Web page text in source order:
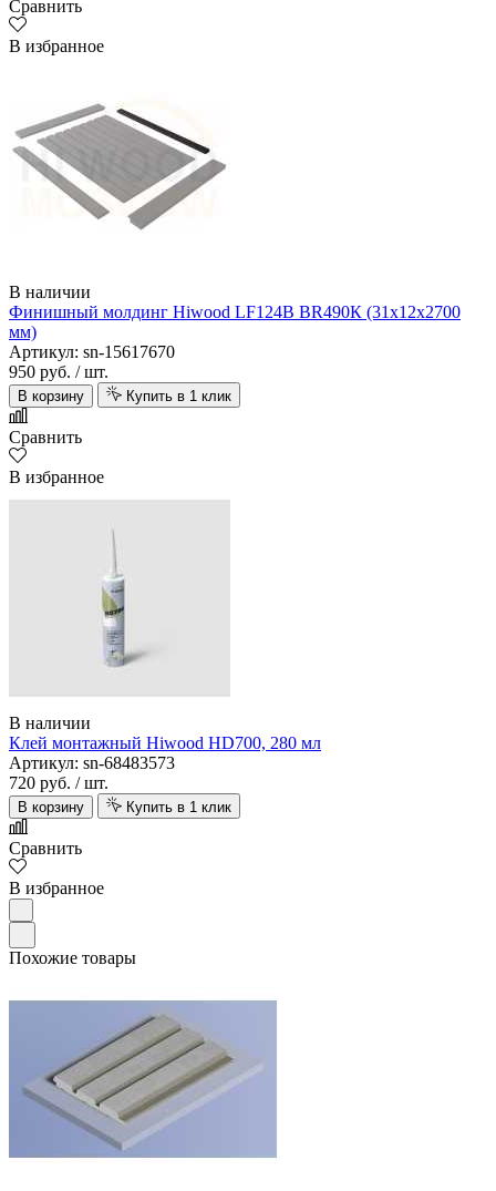
Сравнить
В избранное
В наличии
Финишный молдинг Hiwood LF124B BR490К (31х12х2700
мм)
Артикул: sn-15617670
950 руб. / шт.
В корзину Купить в 1 клик
Сравнить
В избранное
В наличии
Клей монтажный Hiwood HD700, 280 мл
Артикул: sn-68483573
720 руб. / шт.
В корзину Купить в 1 клик
Сравнить
В избранное
Похожие товары